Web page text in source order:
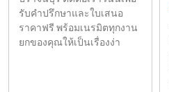
รับคำปรึกษาและใบเสนอ
ราคาฟรี พร้อมเนรมิตทุกงาน
ยกของคุณให้เป็นเรื่องง่า